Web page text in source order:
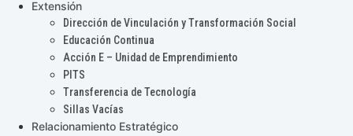
Extensión
Dirección de Vinculación y Transformación Social
Educación Continua
Acción E – Unidad de Emprendimiento
PITS
Transferencia de Tecnología
Sillas Vacías
Relacionamiento Estratégico